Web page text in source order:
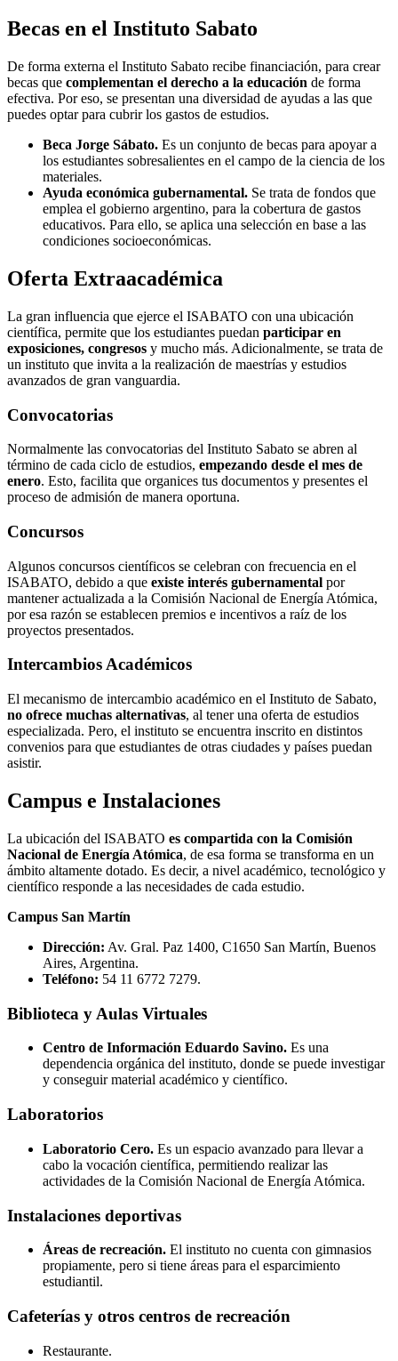
Becas en el Instituto Sabato
De forma externa el Instituto Sabato recibe financiación, para crear
becas que complementan el derecho a la educación de forma
efectiva. Por eso, se presentan una diversidad de ayudas a las que
puedes optar para cubrir los gastos de estudios.
Beca Jorge Sábato. Es un conjunto de becas para apoyar a
los estudiantes sobresalientes en el campo de la ciencia de los
materiales.
Ayuda económica gubernamental. Se trata de fondos que
emplea el gobierno argentino, para la cobertura de gastos
educativos. Para ello, se aplica una selección en base a las
condiciones socioeconómicas.
Oferta Extraacadémica
La gran influencia que ejerce el ISABATO con una ubicación
científica, permite que los estudiantes puedan participar en
exposiciones, congresos y mucho más. Adicionalmente, se trata de
un instituto que invita a la realización de maestrías y estudios
avanzados de gran vanguardia.
Convocatorias
Normalmente las convocatorias del Instituto Sabato se abren al
término de cada ciclo de estudios, empezando desde el mes de
enero. Esto, facilita que organices tus documentos y presentes el
proceso de admisión de manera oportuna.
Concursos
Algunos concursos científicos se celebran con frecuencia en el
ISABATO, debido a que existe interés gubernamental por
mantener actualizada a la Comisión Nacional de Energía Atómica,
por esa razón se establecen premios e incentivos a raíz de los
proyectos presentados.
Intercambios Académicos
El mecanismo de intercambio académico en el Instituto de Sabato,
no ofrece muchas alternativas, al tener una oferta de estudios
especializada. Pero, el instituto se encuentra inscrito en distintos
convenios para que estudiantes de otras ciudades y países puedan
asistir.
Campus e Instalaciones
La ubicación del ISABATO es compartida con la Comisión
Nacional de Energía Atómica, de esa forma se transforma en un
ámbito altamente dotado. Es decir, a nivel académico, tecnológico y
científico responde a las necesidades de cada estudio.
Campus San Martín
Dirección: Av. Gral. Paz 1400, C1650 San Martín, Buenos
Aires, Argentina.
Teléfono: 54 11 6772 7279.
Biblioteca y Aulas Virtuales
Centro de Información Eduardo Savino. Es una
dependencia orgánica del instituto, donde se puede investigar
y conseguir material académico y científico.
Laboratorios
Laboratorio Cero. Es un espacio avanzado para llevar a
cabo la vocación científica, permitiendo realizar las
actividades de la Comisión Nacional de Energía Atómica.
Instalaciones deportivas
Áreas de recreación. El instituto no cuenta con gimnasios
propiamente, pero si tiene áreas para el esparcimiento
estudiantil.
Cafeterías y otros centros de recreación
Restaurante.